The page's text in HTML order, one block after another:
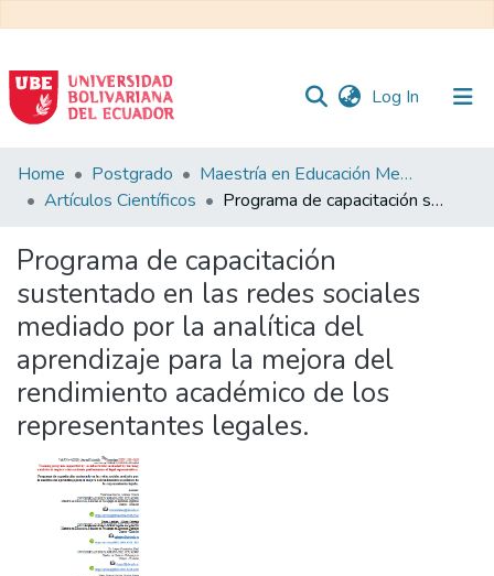
Log In (current)
Communities
&
All of DSpace
Statistics
Home Postgrado
Maestría en Educación Mención en Pedagogía en Entornos Digitales
Artículos Científicos
Programa de capacitación sustentado en las redes sociales mediado por la analítica del aprendizaje para la mejora del rendimiento académico de los representantes legales.
Programa de capacitación
sustentado en las redes sociales
mediado por la analítica del
aprendizaje para la mejora del
rendimiento académico de los
representantes legales.